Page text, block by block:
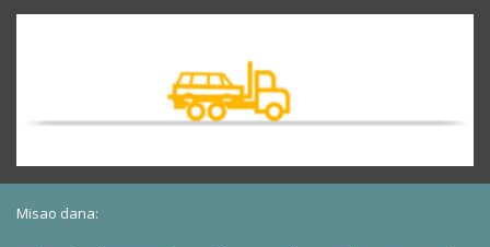
Misao dana: